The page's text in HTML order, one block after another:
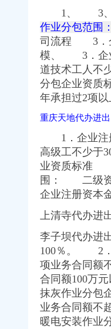
1、 3、工
作业分包范围
司流程 3．
模、 3．企业
道技术工人不
分包企业资
年承担过2项
重庆天地代办
1．企业注
高级工不少于
业资质标准
围： 二级资
企业注册资本
上清寺代办进
李子坝代办进
100％。 2．
项业务合同额
合同额100万
抹灰作业分包
业务合同额不
暖电安装作业